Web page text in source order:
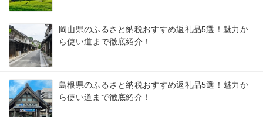
岡山県のふるさと納税おすすめ返礼品5選！魅力か
ら使い道まで徹底紹介！
島根県のふるさと納税おすすめ返礼品5選！魅力か
ら使い道まで徹底紹介！